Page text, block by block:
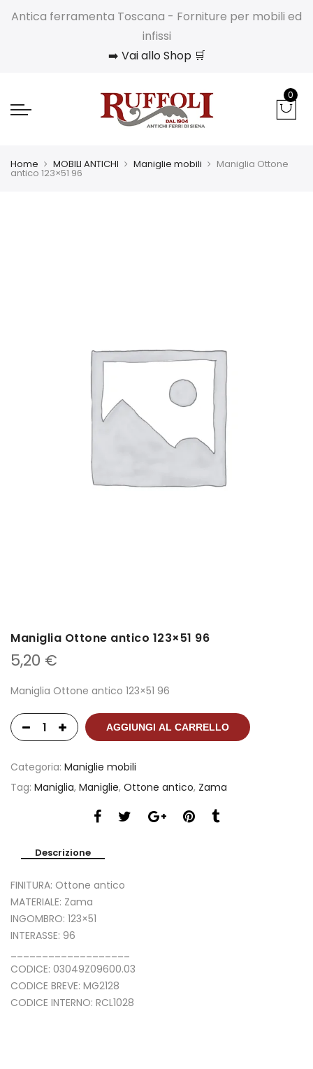
Antica ferramenta Toscana - Forniture per mobili ed
infissi
➡️ Vai allo Shop 🛒
0
Home MOBILI ANTICHI Maniglie mobili Maniglia Ottone
antico 123×51 96
Maniglia Ottone antico 123×51 96
5,20 €
Maniglia Ottone antico 123×51 96
AGGIUNGI AL CARRELLO
Categoria: Maniglie mobili
Tag: Maniglia, Maniglie, Ottone antico, Zama
Descrizione
FINITURA: Ottone antico
MATERIALE: Zama
INGOMBRO: 123×51
INTERASSE: 96
CODICE: 03049Z09600.03
CODICE BREVE: MG2128
CODICE INTERNO: RCL1028